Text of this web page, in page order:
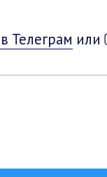
Телеграм или